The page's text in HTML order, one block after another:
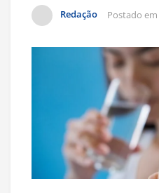
Redação Postado em